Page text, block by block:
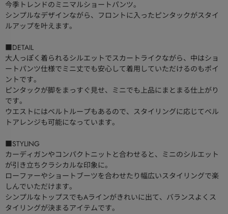
今季トレンドのミニマルショートパンツ。
シンプルなデザインながら、フロントに入ったピンタックがスタイ
ルアップを叶えます。
■DETAIL
大人っぽく着られるシルエットでスカートライクながら、中はショ
ートパンツ仕様でミニ丈でも安心して着用していただけるのもポイ
ントです。
ピンタックが脚をまっすぐ見せ、ミニでも上品にまとまる仕上がり
です。
ウエストにはベルトループもあるので、スタイリングに応じてベル
トアレンジも可能になっています。
■STYLING
カーディガンやコンパクトニットと合わせると、ミニのシルエット
が引き立ちクラシカルな印象に。
ローファーやショートブーツを合わせたり幅広いスタイリングで楽
しんでいただけます。
シンプルなトップスでもAラインがきれいに出て、バランスよくス
タイリングが決まるアイテムです。